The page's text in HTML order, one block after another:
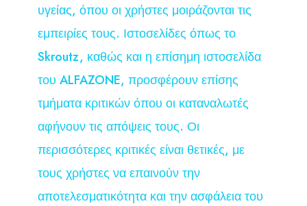
υγείας, όπου οι χρήστες μοιράζονται τις
εμπειρίες τους. Ιστοσελίδες όπως το
Skroutz, καθώς και η επίσημη ιστοσελίδα
του ALFAZONE, προσφέρουν επίσης
τμήματα κριτικών όπου οι καταναλωτές
αφήνουν τις απόψεις τους. Οι
περισσότερες κριτικές είναι θετικές, με
τους χρήστες να επαινούν την
αποτελεσματικότητα και την ασφάλεια του